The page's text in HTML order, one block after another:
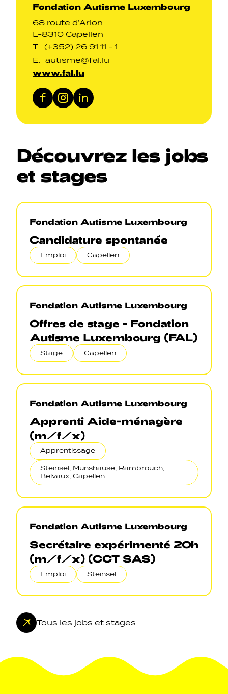
Fondation Autisme Luxembourg
68 route d’Arlon
L-8310 Capellen
T.
(+352) 26 91 11 - 1
E.
autisme@fal.lu
www.fal.lu
Facebook
Instagram
LinkedIn
Découvrez les jobs
et stages
Fondation Autisme Luxembourg
Candidature spontanée
Emploi Capellen
Fondation Autisme Luxembourg
Offres de stage - Fondation
Autisme Luxembourg (FAL)
Stage Capellen
Fondation Autisme Luxembourg
Apprenti Aide-ménagère
(m/f/x)
Apprentissage
Steinsel, Munshause, Rambrouch,
Belvaux, Capellen
Fondation Autisme Luxembourg
Secrétaire expérimenté 20h
(m/f/x) (CCT SAS)
Emploi Steinsel
Tous les jobs et stages